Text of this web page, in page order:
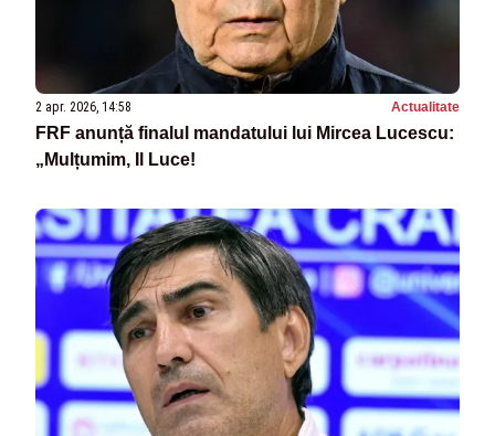
2 apr. 2026, 14:58 Actualitate
FRF anunță finalul mandatului lui Mircea Lucescu:
„Mulțumim, Il Luce!